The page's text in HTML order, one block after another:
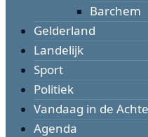
Barchem
Gelderland
Landelijk
Sport
Politiek
Vandaag in de
Agenda